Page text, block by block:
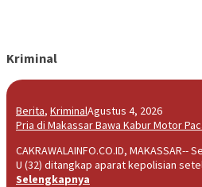
Kriminal
Berita, KriminalAgustus 4, 2026
Pria di Makassar Bawa Kabur Motor
CAKRAWALAINFO.CO.ID,
U (32) ditangkap aparat kepolisian
Selengkapnya